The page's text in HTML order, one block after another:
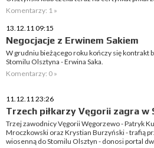
Komentarzy: 1 »
13.12.11 09:15
Negocjacje z Erwinem Sakiem
W grudniu bieżącego roku kończy się kontrakt
Stomilu Olsztyna - Erwina Saka.
Komentarzy: 0 »
11.12.11 23:26
Trzech piłkarzy Vęgorii zagra w
Trzej zawodnicy Vęgorii Węgorzewo - Patryk
Mroczkowski oraz Krystian Burzyński - trafią
wiosenną do Stomilu Olsztyn - donosi portal